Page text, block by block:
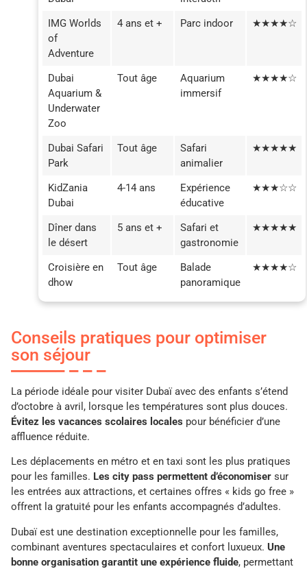
IMG Worlds
of
Adventure
4 ans et + Parc indoor ★★★★☆
Dubai
Aquarium &
Underwater
Zoo
Tout âge
Aquarium
immersif
★★★★☆
Dubai Safari
Park
Tout âge
Safari
animalier
★★★★★
KidZania
Dubai
4-14 ans
Expérience
éducative
★★★☆☆
Dîner dans
le désert
5 ans et +
Safari et
gastronomie
★★★★★
Croisière en
dhow
Tout âge
Balade
panoramique
★★★★☆
Conseils pratiques pour optimiser
son séjour
La période idéale pour visiter Dubaï avec des enfants s’étend
d’octobre à avril, lorsque les températures sont plus douces.
Évitez les vacances scolaires locales pour bénéficier d’une
affluence réduite.
Les déplacements en métro et en taxi sont les plus pratiques
pour les familles. Les city pass permettent d’économiser sur
les entrées aux attractions, et certaines offres « kids go free »
offrent la gratuité pour les enfants accompagnés d’adultes.
Dubaï est une destination exceptionnelle pour les familles,
combinant aventures spectaculaires et confort luxueux. Une
bonne organisation garantit une expérience fluide, permettant